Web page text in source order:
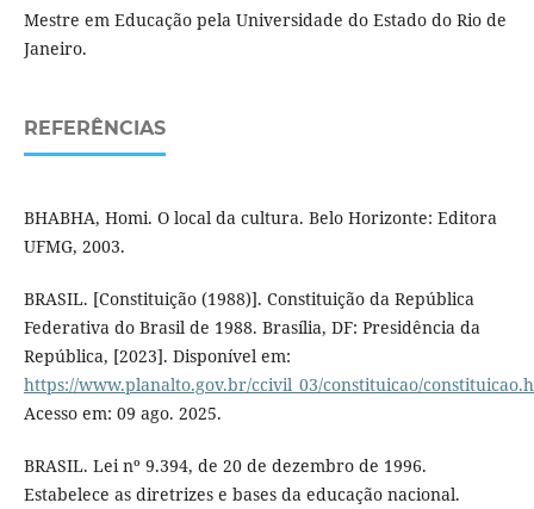
Mestre em Educação pela Universidade do Estado do Rio de
Janeiro.
REFERÊNCIAS
BHABHA, Homi. O local da cultura. Belo Horizonte: Editora
UFMG, 2003.
BRASIL. [Constituição (1988)]. Constituição da República
Federativa do Brasil de 1988. Brasília, DF: Presidência da
República, [2023]. Disponível em:
https://www.planalto.gov.br/ccivil_03/constituicao/
Acesso em: 09 ago. 2025.
BRASIL. Lei nº 9.394, de 20 de dezembro de 1996.
Estabelece as diretrizes e bases da educação nacional.